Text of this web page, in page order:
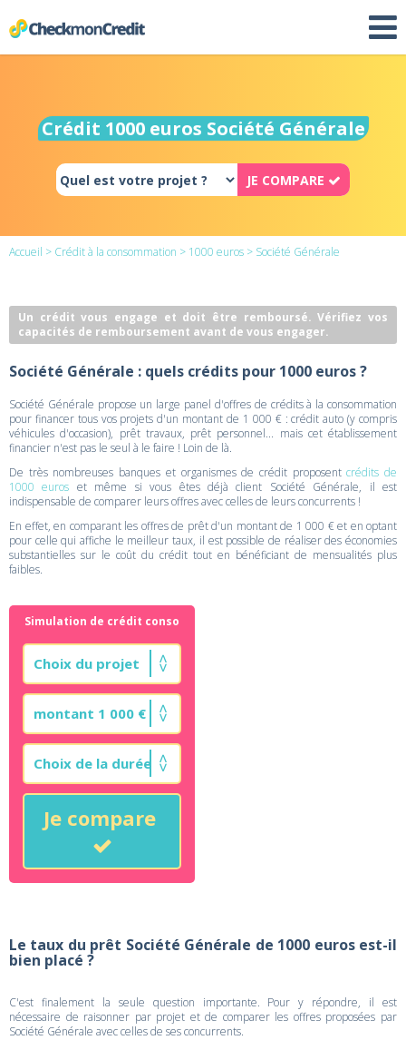
Crédit 1000 euros Société Générale
JE COMPARE
Accueil > Crédit à la consommation > 1000 euros > Société Générale
Un crédit vous engage et doit être remboursé. Vérifiez vos
capacités de remboursement avant de vous engager.
Société Générale : quels crédits pour 1000 euros ?
Société Générale propose un large panel d'offres de crédits à la consommation
pour financer tous vos projets d'un montant de 1 000 € : crédit auto (y compris
véhicules d'occasion), prêt travaux, prêt personnel... mais cet établissement
financier n'est pas le seul à le faire ! Loin de là.
De très nombreuses banques et organismes de crédit proposentcrédits de
1000 euros et même si vous êtes déjà client Société Générale, il est
indispensable de comparer leurs offres avec celles de leurs concurrents !
En effet, en comparant les offres de prêt d'un montant de 1 000 € et en optant
pour celle qui affiche le meilleur taux, il est possible de réaliser des économies
substantielles sur le coût du crédit tout en bénéficiant de mensualités plus
faibles.
Simulation de crédit conso
Je compare
Le taux du prêt Société Générale de 1000 euros est-il
bien placé ?
C'est finalement la seule question importante. Pour y répondre, il est
nécessaire de raisonner par projet et de comparer les offres proposées par
Société Générale avec celles de ses concurrents.